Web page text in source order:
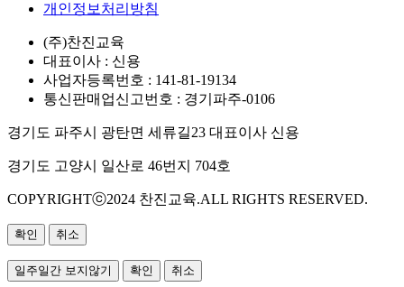
개인정보처리방침
(주)찬진교육
대표이사 : 신용
사업자등록번호 : 141-81-19134
통신판매업신고번호 : 경기파주-0106
경기도 파주시 광탄면 세류길23 대표이사 신용
경기도 고양시 일산로 46번지 704호
COPYRIGHTⓒ2024 찬진교육.ALL RIGHTS RESERVED.
확인 취소
일주일간 보지않기 확인 취소